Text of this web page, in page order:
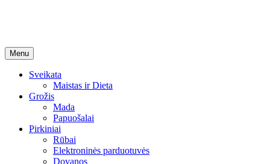
Menu Skip
to
content
Sveikata
Maistas ir Dieta
Grožis
Mada
Papuošalai
Pirkiniai
Rūbai
Elektroninės parduotuvės
Dovanos